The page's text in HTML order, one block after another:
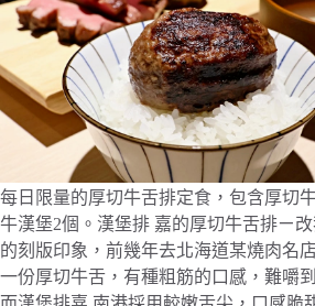
每日限量的厚切牛舌排定食，包含厚切
牛漢堡2個。漢堡排 嘉的厚切牛舌排ㄧ
的刻版印象，前幾年去北海道某燒肉名
一份厚切牛舌，有種粗筋的口感，難嚼